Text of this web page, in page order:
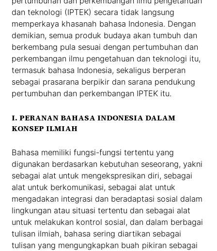
dan teknologi (IPTEK) secara tidak langsung
memperkaya khasanah bahasa Indonesia. Dengan
demikian, semua produk budaya akan tumbuh dan
berkembang pula sesuai dengan pertumbuhan dan
perkembangan ilmu pengetahuan dan teknologi itu,
termasuk bahasa Indonesia, sekaligus berperan
sebagai prasarana berpikir dan sarana pendukung
pertumbuhan dan perkembangan IPTEK itu.
I. PERANAN BAHASA INDONESIA DALAM
KONSEP ILMIAH
Bahasa memiliki fungsi-fungsi tertentu yang
digunakan berdasarkan kebutuhan seseorang, yakni
sebagai alat untuk mengekspresikan diri, sebagai
alat untuk berkomunikasi, sebagai alat untuk
mengadakan integrasi dan beradaptasi sosial dalam
lingkungan atau situasi tertentu dan sebagai alat
untuk melakukan kontrol sosial, dan dalam berbagai
tulisan ilmiah, bahasa sering diartikan sebagai
tulisan yang mengungkapkan buah pikiran sebagai